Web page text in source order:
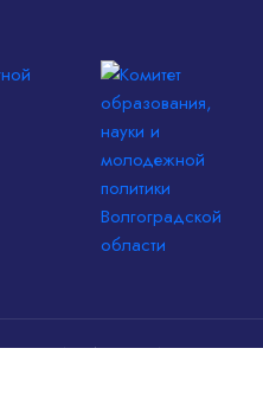
учреждение — средняя